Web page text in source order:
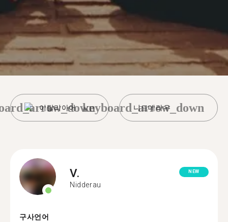
이탈리아어 니드데라우
keyboard_arrow_down
V.
Nidderau
NEW
구사언어